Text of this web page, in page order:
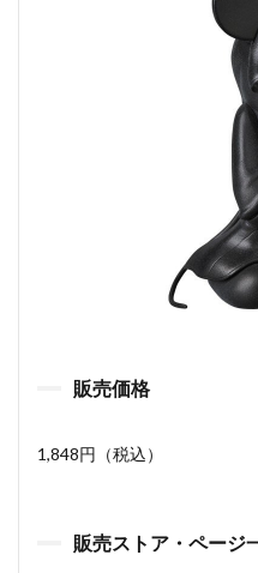
販売価格
1,848円（税込）
販売ストア・ページ